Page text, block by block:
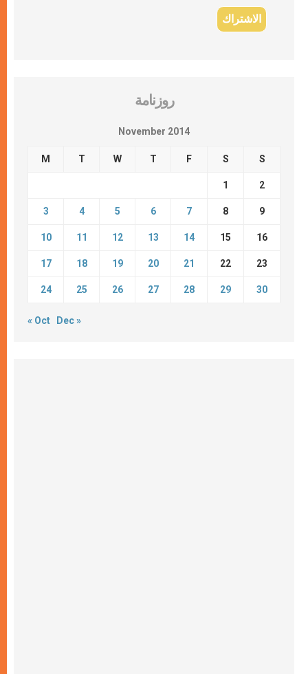
روزنامة
November 2014
M T W T F S S
1 2
3 4 5 6 7 8 9
10 11 12 13 14 15 16
17 18 19 20 21 22 23
24 25 26 27 28 29 30
« Oct Dec »